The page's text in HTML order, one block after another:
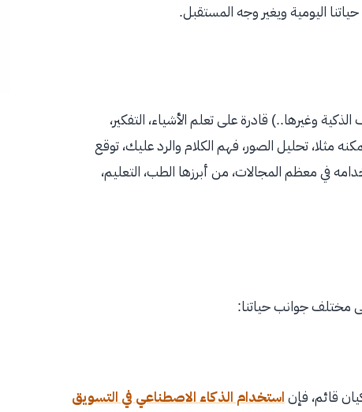
اليومية ويغير وجه المستقبل.
وغيرها..) قادرة على تعلم الأشياء، التفكير،
تحليل الصور، فهم الكلام والرد عليك، توقع
في معظم المجالات، من أبرزها الطب، التعليم،
مختلف جوانب حياتنا:
قائم، فإناستخدام الذكاء الاصطناعي في التسويق